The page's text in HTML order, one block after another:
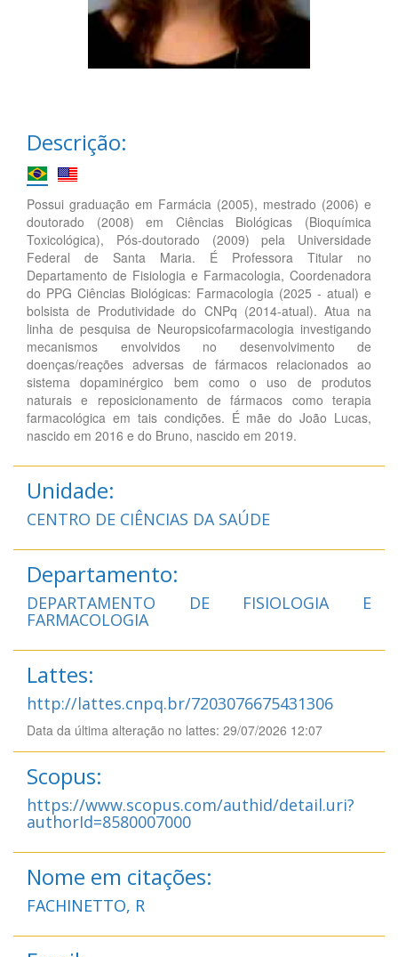
Descrição:
Possui graduação em Farmácia (2005), mestrado (2006) e
doutorado (2008) em Ciências Biológicas (Bioquímica
Toxicológica), Pós-doutorado (2009) pela Universidade
Federal de Santa Maria. É Professora Titular no
Departamento de Fisiologia e Farmacologia, Coordenadora
do PPG Ciências Biológicas: Farmacologia (2025 - atual) e
bolsista de Produtividade do CNPq (2014-atual). Atua na
linha de pesquisa de Neuropsicofarmacologia investigando
mecanismos envolvidos no desenvolvimento de
doenças/reações adversas de fármacos relacionados ao
sistema dopaminérgico bem como o uso de produtos
naturais e reposicionamento de fármacos como terapia
farmacológica em tais condições. É mãe do João Lucas,
nascido em 2016 e do Bruno, nascido em 2019.
Unidade:
CENTRO DE CIÊNCIAS DA SAÚDE
Departamento:
DEPARTAMENTO DE FISIOLOGIA E
FARMACOLOGIA
Lattes:
http://lattes.cnpq.br/7203076675431306
Data da última alteração no lattes: 29/07/2026 12:07
Scopus:
https://www.scopus.com/authid/detail.uri?
authorId=8580007000
Nome em citações:
FACHINETTO, R